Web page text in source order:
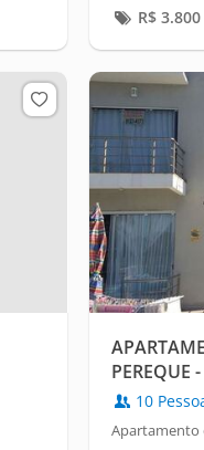
R$ 3.800
PEREQUE
10
Apartamento